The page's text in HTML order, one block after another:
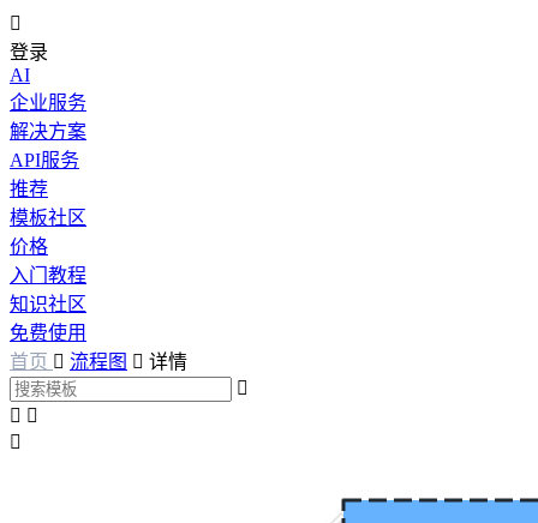

登录
AI
企业服务
解决方案
API服务
推荐
模板社区
价格
入门教程
知识社区
免费使用
首页  流程图  详情

 
